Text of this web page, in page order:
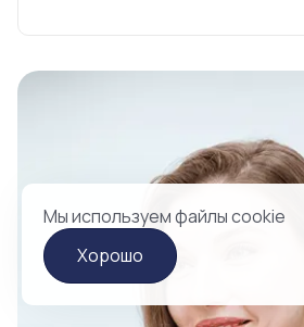
Мы используем файлы cookie
Хорошо